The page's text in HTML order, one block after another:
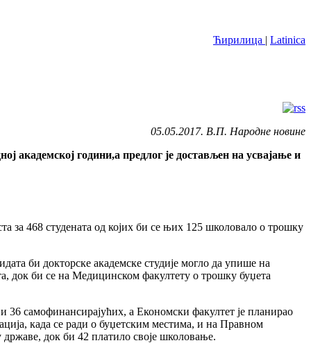
Ћирилица | Latinica
05.05.2017. В.П. Народне новине
академској години,а предлог је достављен на усвајање и
за 468 студената од којих би се њих 125 школовало о трошку
би докторске академске студије могло да упише на
док би се на Медицинском факултету о трошку буџета
36 самофинансирајућих, а Економски факултет је планирао
када се ради о буџетским местима, и на Правном
док би 42 платило своје школовање.